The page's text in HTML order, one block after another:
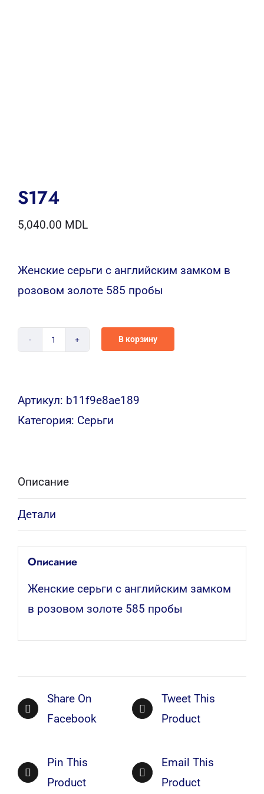
S174
5,040.00 MDL
Женские серьги с английским замком в
розовом золоте 585 пробы
Количество
В корзину
Артикул: b11f9e8ae189
Категория: Серьги
Описание
Детали
Описание
Женские серьги с английским замком
в розовом золоте 585 пробы
Share On
Facebook
Tweet This
Product
Pin This
Product
Email This
Product